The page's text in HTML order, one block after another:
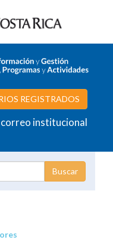
REGISTRADOS
correo institucional